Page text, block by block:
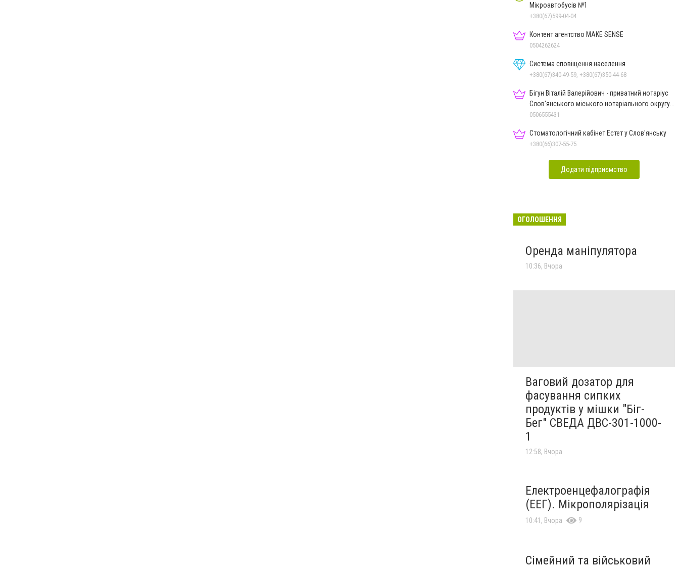
Мікроавтобусів №1
+380(67)599-04-04
Контент агентство MAKE SENSE
0504262624
Система сповіщення населення
+380(67)340-49-59, +380(67)350-44-68
Бігун Віталій Валерійович - приватний нотаріус
Слов'янського міського нотаріального округу
Дон.обл.
0506555431
Стоматологічний кабінет Естет у Слов'янську
+380(66)307-55-75
Додати підприємство
ОГОЛОШЕННЯ
Оренда маніпулятора
10:36, Вчора
Ваговий дозатор для
фасування сипких
продуктів у мішки "Біг-
Бег" СВЕДА ДВС-301-1000-
1
12:58, Вчора
Електроенцефалографія
(ЕЕГ). Мікрополярізація
10:41, Вчора 9
Сімейний та військовий